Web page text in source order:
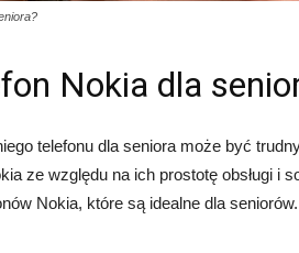
Nokia dla
telefonu dla seniora może być
ze względu na ich prostotę obsługi i
Nokia, które są idealne dla seniorów.